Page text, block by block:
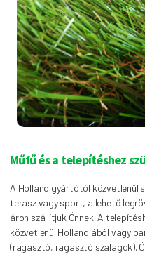
Műfű és a telepítéshez
A Holland gyártótól közvetlenül
terasz vagy sport, a lehető
áron szállítjuk Önnek. A
közvetlenül Hollandiából vagy
(ragasztó, ragasztó szalagok).